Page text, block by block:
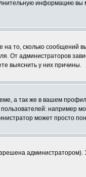
информацию вы
то, сколько
От администраторов
выяснить у них причины.
а так же в вашем
например
может просто